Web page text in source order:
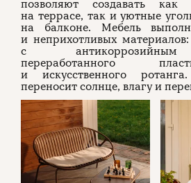
позволяют создавать как
на террасе, так и уютные
на балконе. Мебель
и неприхотливых
с
переработанного
и искусственного
переносит солнце, влагу и